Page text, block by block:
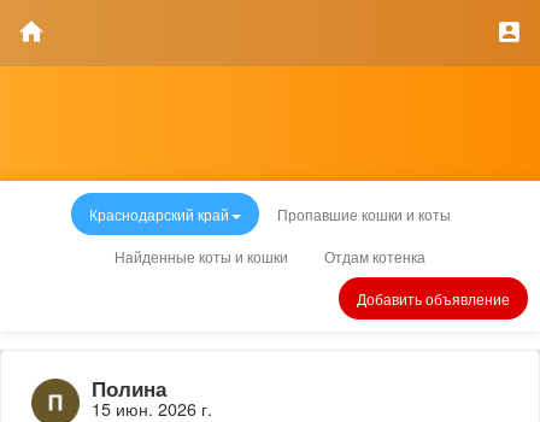
Краснодарский край Пропавшие кошки и коты
Найденные коты и кошки Отдам котенка
Добавить объявление
Полина
15 июн. 2026 г.